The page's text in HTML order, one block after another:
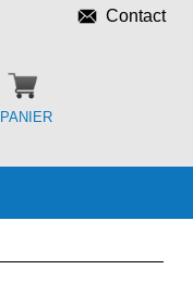
Contact
PANIER